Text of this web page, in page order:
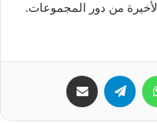
من دور المجموعات.
واتساب تيلقرام